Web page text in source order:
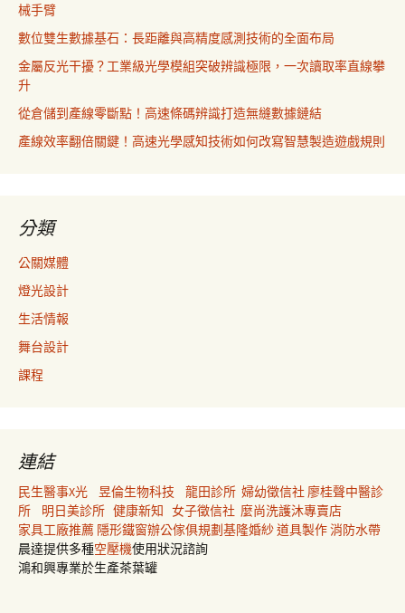
械手臂
數位雙生數據基石：長距離與高精度感測技術的全面布局
金屬反光干擾？工業級光學模組突破辨識極限，一次讀取率直線攀
升
從倉儲到產線零斷點！高速條碼辨識打造無縫數據鏈結
產線效率翻倍關鍵！高速光學感知技術如何改寫智慧製造遊戲規則
分類
公關媒體
燈光設計
生活情報
舞台設計
課程
連結
民生醫事X光 昱倫生物科技 龍田診所 婦幼徵信社 廖桂聲中醫診
所
明日美診所 健康新知 女子徵信社 麼尚洗護沐專賣店
家具工廠推薦 隱形鐵窗辦公傢俱規劃基隆婚紗道具製作消防水帶
晨達提供多種空壓機使用狀況諮詢
鴻和興專業於生產茶葉罐